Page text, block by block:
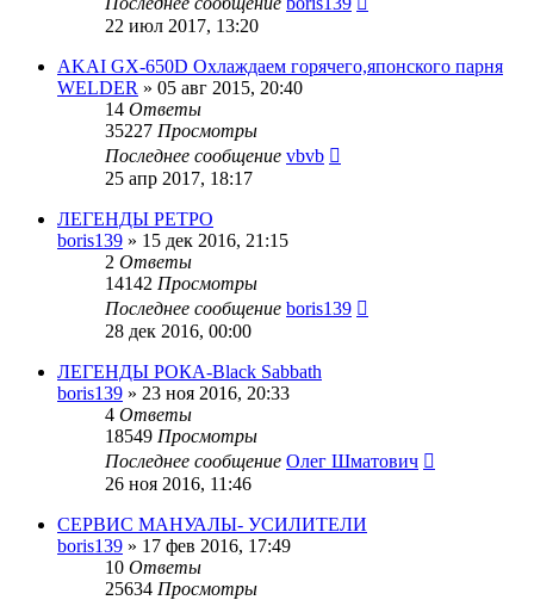
22 июл 2017, 13:20
AKAI GX-650D Охлаждаем горячего,японского парня
WELDER » 05 авг 2015, 20:40
14 Ответы
35227 Просмотры
Последнее сообщение vbvb
25 апр 2017, 18:17
ЛЕГЕНДЫ РЕТРО
boris139 » 15 дек 2016, 21:15
2 Ответы
14142 Просмотры
Последнее сообщение boris139
28 дек 2016, 00:00
ЛЕГЕНДЫ РОКА-Black Sabbath
boris139 » 23 ноя 2016, 20:33
4 Ответы
18549 Просмотры
Последнее сообщение Олег Шматович
26 ноя 2016, 11:46
CЕРВИС МАНУАЛЫ- УСИЛИТЕЛИ
boris139 » 17 фев 2016, 17:49
10 Ответы
25634 Просмотры